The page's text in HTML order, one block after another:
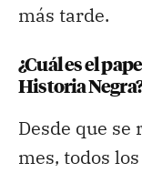
más tarde.
¿Cuál es el
Historia Negra?
Desde que
mes, todos